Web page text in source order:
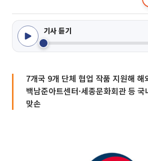
기사 듣기
7개국 9개 단체 협업 작품 지원해 해
백남준아트센터·세종문화회관 등
맞손